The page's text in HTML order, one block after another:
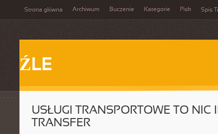
Strona główna Archiwum Buczenie Kategorie Pisk Spis
ŹLE
USŁUGI TRANSPORTOWE TO NIC
TRANSFER